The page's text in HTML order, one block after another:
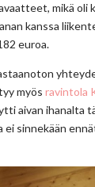
mikä oli
kanssa
euroa.
myösravintola
aivan ihanalta
ei sinnekään